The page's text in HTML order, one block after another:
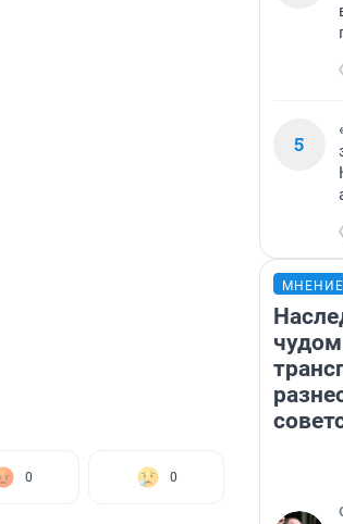
0 0
5
МНЕНИЕ